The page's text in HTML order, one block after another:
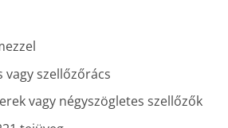
vagy szellőzőrács
vagy négyszögletes szellőzők